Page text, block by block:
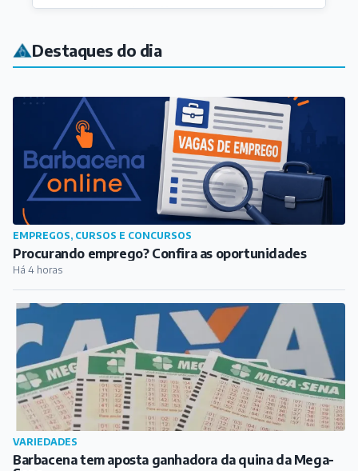
Procurando emprego? Confira as oportunidades
Há 4 horas
VARIEDADES
Barbacena tem aposta ganhadora da quina da Mega-
Sena
Há 5 horas
REGIÃO